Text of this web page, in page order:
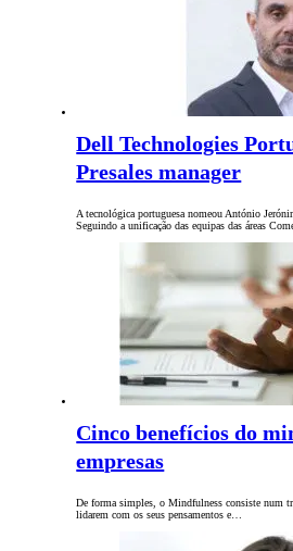
Dell Technologies
Presales manager
A tecnológica portuguesa nomeou António
Seguindo a unificação das equipas das áreas
Cinco benefícios do
empresas
De forma simples, o Mindfulness consiste num
lidarem com os seus pensamentos e…